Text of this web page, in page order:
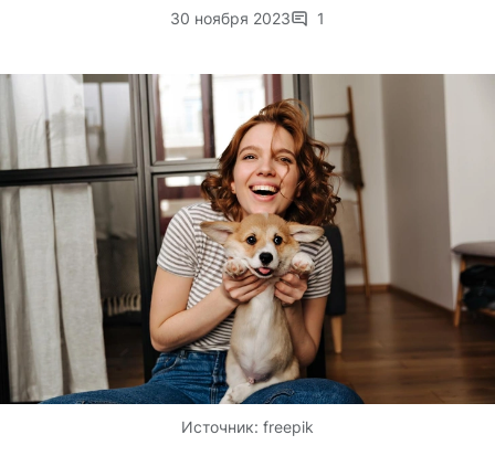
30 ноября 2023 1
Источник: freepik